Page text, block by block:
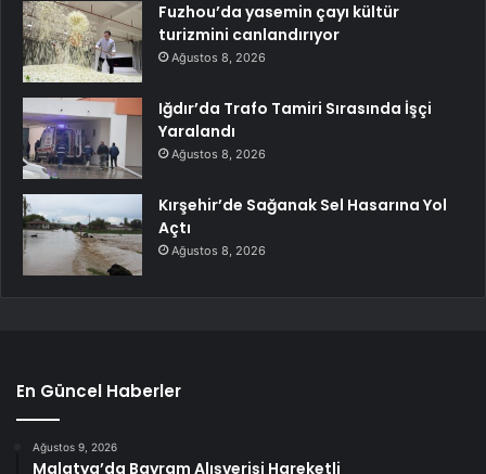
Fuzhou’da yasemin çayı kültür
turizmini canlandırıyor
Ağustos 8, 2026
Iğdır’da Trafo Tamiri Sırasında İşçi
Yaralandı
Ağustos 8, 2026
Kırşehir’de Sağanak Sel Hasarına Yol
Açtı
Ağustos 8, 2026
En Güncel Haberler
Ağustos 9, 2026
Malatya’da Bayram Alışverişi Hareketli